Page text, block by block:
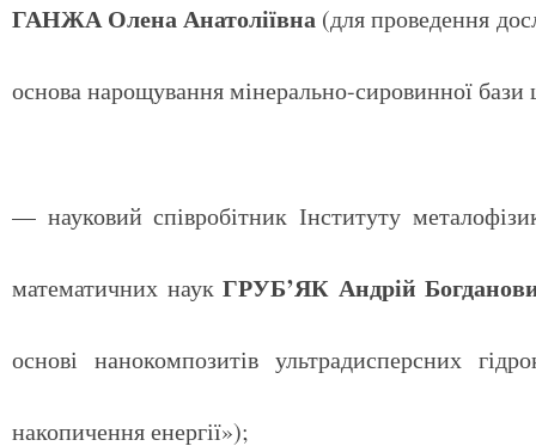
ГАНЖА Олена Анатоліївна (для проведення
основа нарощування мінерально-сировинної
— науковий співробітник Інституту
математичних наукГРУБ’ЯК Андрій
основі нанокомпозитів ультрадисперсних
накопичення енергії»);